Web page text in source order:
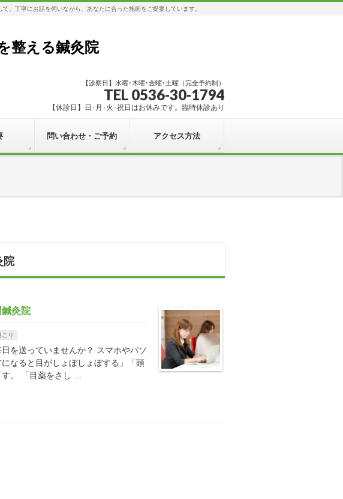
、丁寧にお話を伺いながら、あなたに合った施術をご提案しています。
整える鍼灸院
【診察日】水曜･木曜･金曜･土曜（完全予約制）
TEL 0536-30-1794
【休診日】日･月･火･祝日はお休みです。臨時休診あり
問い合わせ・ご予約 アクセス方法
院
灸院
り
を送っていませんか？ スマホやパソ
なると目がしょぼしょぼする」「頭
。 「目薬をさし …